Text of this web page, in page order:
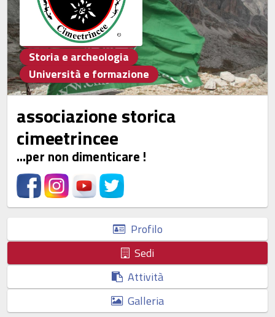
Altro
Fotografia
Poesia e letteratura
Storia e archeologia
Università e formazione
associazione storica
cimeetrincee
...per non dimenticare !
Profilo
Sedi
Attività
Galleria